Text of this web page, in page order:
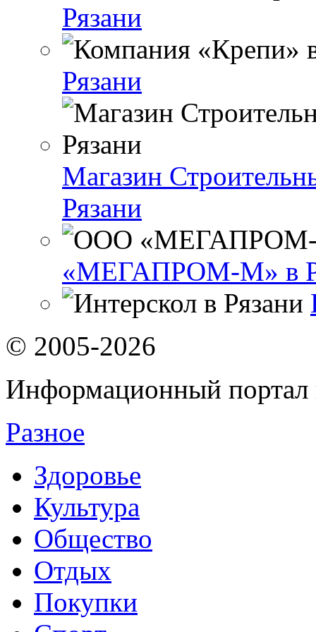
Рязани
Рязани
Магазин
Рязани
«МЕГАПРОМ-М» в
© 2005-2026
Информационный портал
Разное
Здоровье
Культура
Общество
Отдых
Покупки